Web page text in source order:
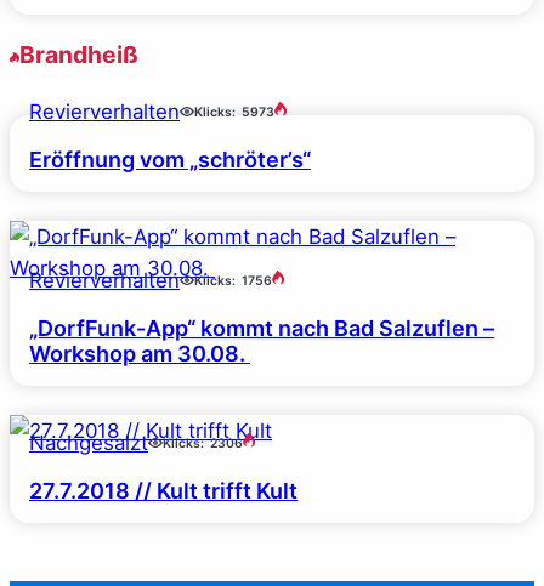
Brandheiß
Revierverhalten Klicks: 5973
Eröffnung vom „schröter’s“
Revierverhalten Klicks: 1756
„DorfFunk-App“ kommt nach Bad Salzuflen –
Workshop am 30.08.
Nachgesalzt Klicks: 2306
27.7.2018 // Kult trifft Kult